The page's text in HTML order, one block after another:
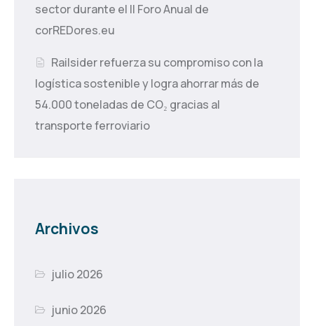
sector durante el II Foro Anual de
corREDores.eu
Railsider refuerza su compromiso con la
logística sostenible y logra ahorrar más de
54.000 toneladas de CO₂ gracias al
transporte ferroviario
Archivos
julio 2026
junio 2026